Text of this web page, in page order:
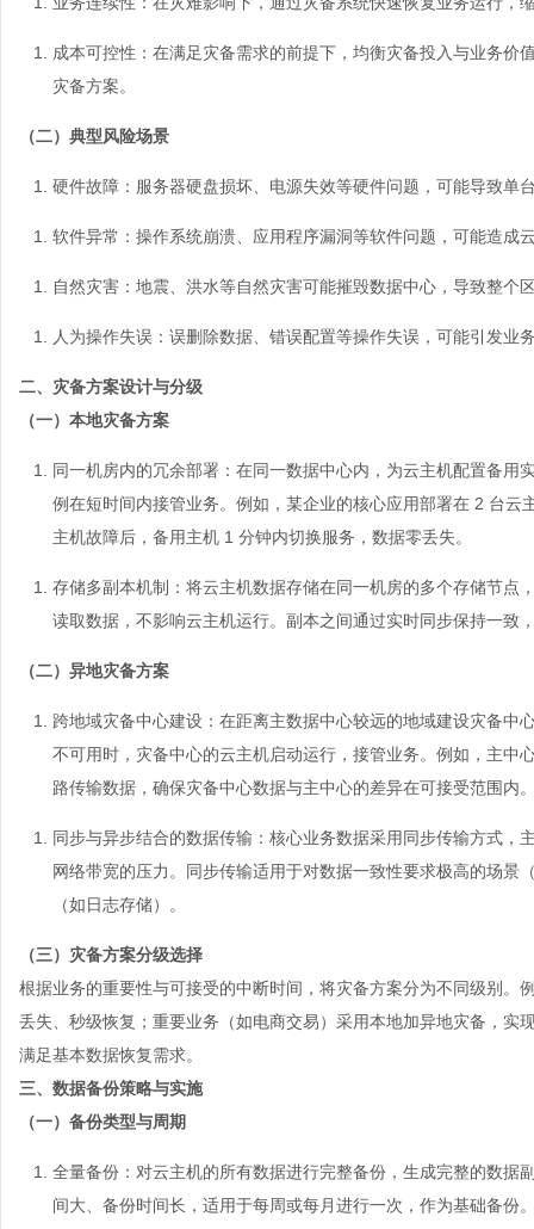
成本可控性 ：在满足灾备需求的前提下，均衡灾备投入与业务
灾备方案。
（二）典型风险场景
硬件故障 ：服务器硬盘损坏、电源失效等硬件问题，可能导致单
软件异常 ：操作系统崩溃、应用程序漏洞等软件问题，可能造
自然灾害 ：地震、洪水等自然灾害可能摧毁数据中心，导致整个
人为操作失误 ：误删除数据、错误配置等操作失误，可能引发业
二、灾备方案设计与分级
（一）本地灾备方案
同一机房内的冗余部署 ：在同一数据中心内，为云主机配置备用
例在短时间内接管业务。例如，某企业的核心应用部署在 2 台
主机故障后，备用主机 1 分钟内切换服务，数据零丢失。
存储多副本机制 ：将云主机数据存储在同一机房的多个存储节
读取数据，不影响云主机运行。副本之间通过实时同步保持一致
（二）异地灾备方案
跨地域灾备中心建设 ：在距离主数据中心较远的地域建设灾备
不可用时，灾备中心的云主机启动运行，接管业务。例如，主中
路传输数据，确保灾备中心数据与主中心的差异在可接受范围内
同步与异步结合的数据传输 ：核心业务数据采用同步传输方式，
网络带宽的压力。同步传输适用于对数据一致性要求极高的场
（如日志存储）。
（三）灾备方案分级选择
根据业务的重要性与可接受的中断时间，将灾备方案分为不同级别。
丢失、秒级恢复；重要业务（如电商交易）采用本地加异地灾备，实
满足基本数据恢复需求。
三、数据备份策略与实施
（一）备份类型与周期
全量备份 ：对云主机的所有数据进行完整备份，生成完整的数据
间大、备份时间长，适用于每周或每月进行一次，作为基础备份